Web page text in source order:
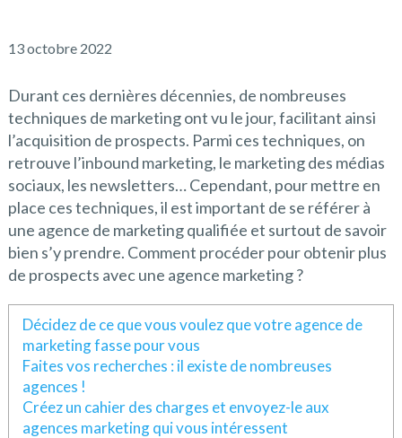
13 octobre 2022
Durant ces dernières décennies, de nombreuses
techniques de marketing ont vu le jour, facilitant ainsi
l’acquisition de prospects. Parmi ces techniques, on
retrouve l’inbound marketing, le marketing des médias
sociaux, les newsletters… Cependant, pour mettre en
place ces techniques, il est important de se référer à
une agence de marketing qualifiée et surtout de savoir
bien s’y prendre. Comment procéder pour obtenir plus
de prospects avec une agence marketing ?
Décidez de ce que vous voulez que votre agence de
marketing fasse pour vous
Faites vos recherches : il existe de nombreuses
agences !
Créez un cahier des charges et envoyez-le aux
agences marketing qui vous intéressent